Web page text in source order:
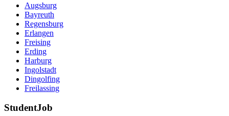
Augsburg
Bayreuth
Regensburg
Erlangen
Freising
Erding
Harburg
Ingolstadt
Dingolfing
Freilassing
StudentJob